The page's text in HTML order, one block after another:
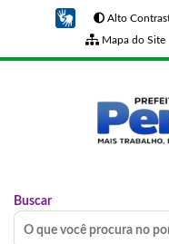
Alto
Mapa do Site
Buscar